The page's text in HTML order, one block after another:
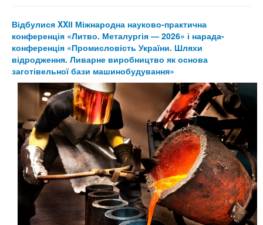
Відбулися XXІІ Міжнародна науково-практична
конференція «Литво. Металургія — 2026» і нарада-
конференція «Промисловість України. Шляхи
відродження. Ливарне виробництво як основа
заготівельної бази машинобудування»